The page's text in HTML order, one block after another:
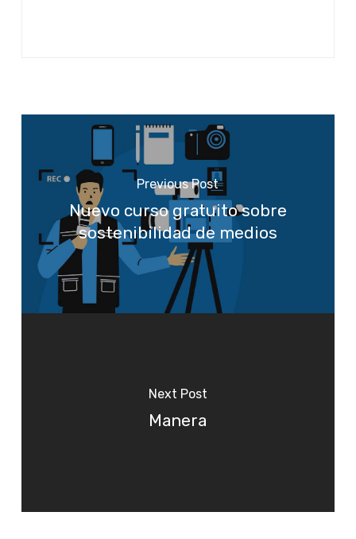
Previous Post
Nuevo curso gratuito sobre
sostenibilidad de medios
Next Post
Manera